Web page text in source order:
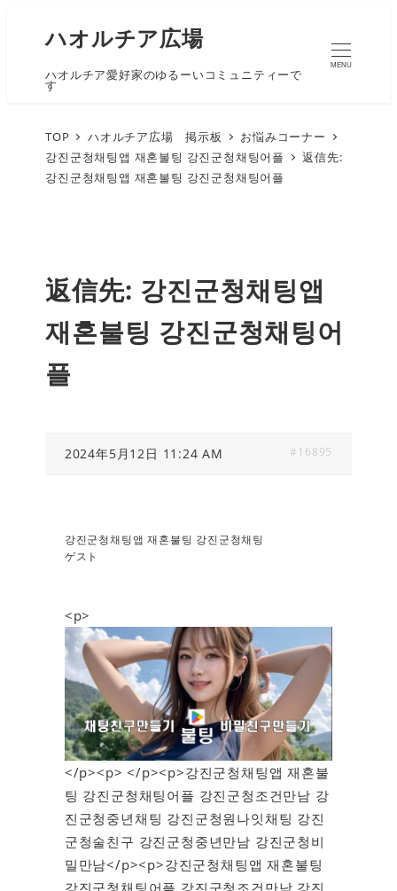
ハオルチア広場
ハオルチア愛好家のゆるーいコミュニティーで
す
MENU
TOP ハオルチア広場 掲示板
お悩みコーナー
강진군청채팅앱 재혼불팅 강진군청채팅어플
返信先:
강진군청채팅앱 재혼불팅 강진군청채팅어플
返信先: 강진군청채팅앱
재혼불팅 강진군청채팅어
플
2024年5月12日 11:24 AM #16895
강진군청채팅앱 재혼불팅 강진군청채팅
ゲスト
<p>
</p><p> </p><p>강진군청채팅앱 재혼불
팅 강진군청채팅어플 강진군청조건만남 강
진군청중년채팅 강진군청원나잇채팅 강진
군청술친구 강진군청중년만남 강진군청비
밀만남</p><p>강진군청채팅앱 재혼불팅
강진군청채팅어플 강진군청조건만남 강진